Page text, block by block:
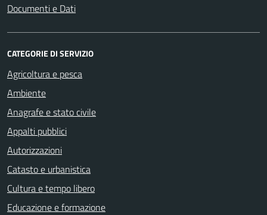
Documenti e Dati
CATEGORIE DI SERVIZIO
Agricoltura e pesca
Ambiente
Anagrafe e stato civile
Appalti pubblici
Autorizzazioni
Catasto e urbanistica
Cultura e tempo libero
Educazione e formazione